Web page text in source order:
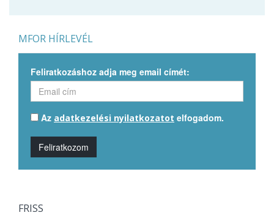
MFOR HÍRLEVÉL
Feliratkozáshoz adja meg email címét:
Az adatkezelési nyilatkozatot elfogadom.
Feliratkozom
FRISS